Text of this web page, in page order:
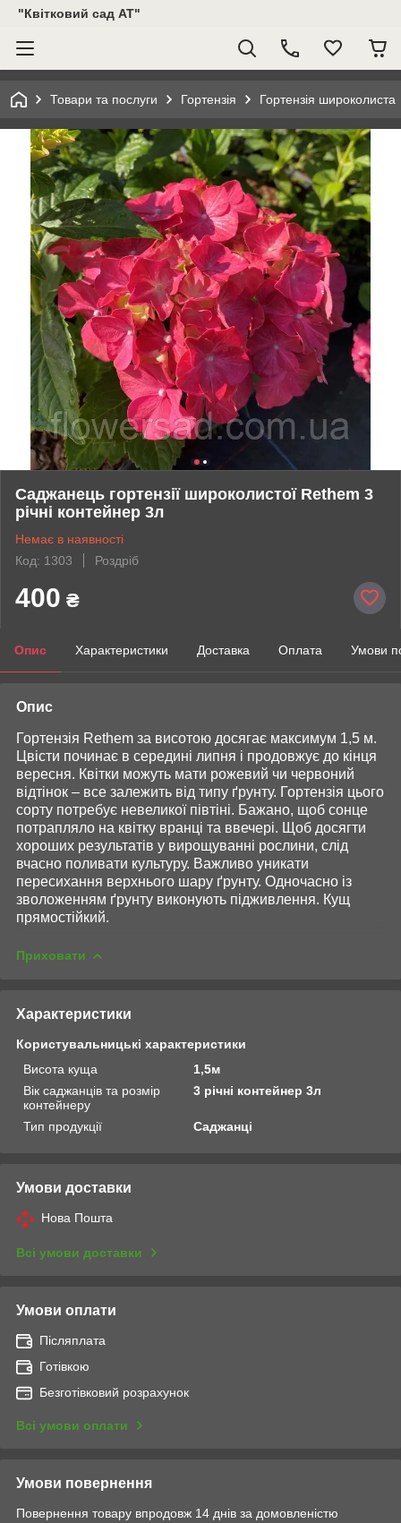
"Квітковий сад АТ"
Товари та послуги Гортензія Гортензія широколиста
Саджанець гортензії широколистої Rethem 3
річні контейнер 3л
Немає в наявності
Код: 1303
Роздріб
400 ₴
Опис Характеристики Доставка Оплата Умови
Опис
Гортензія Rethem за висотою досягає максимум 1,5 м.
Цвісти починає в середині липня і продовжує до кінця
вересня. Квітки можуть мати рожевий чи червоний
відтінок – все залежить від типу ґрунту. Гортензія цього
сорту потребує невеликої півтіні. Бажано, щоб сонце
потрапляло на квітку вранці та ввечері. Щоб досягти
хороших результатів у вирощуванні рослини, слід
вчасно поливати культуру. Важливо уникати
пересихання верхнього шару ґрунту. Одночасно із
зволоженням ґрунту виконують підживлення. Кущ
прямостійкий.
Приховати
Характеристики
Користувальницькі характеристики
Висота куща
1,5м
Вік саджанців та розмір
контейнеру
3 річні контейнер 3л
Тип продукції Саджанці
Умови доставки
Нова Пошта
Всі умови доставки
Умови оплати
Післяплата
Готівкою
Безготівковий розрахунок
Всі умови оплати
Умови повернення
Повернення товару впродовж 14 днів за домовленістю